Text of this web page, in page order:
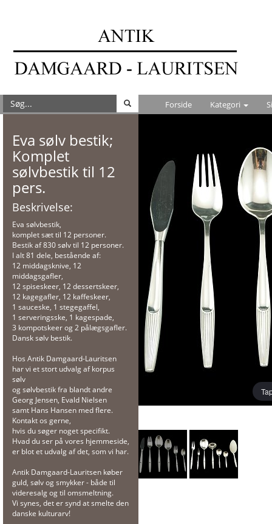
Forside Kategori
Eva sølv bestik;
Komplet
sølvbestik til 12
pers.
Beskrivelse:
Eva sølvbestik,
komplet sæt til 12 personer.
Bestik af 830 sølv til 12 personer.
I alt 81 dele, bestående af:
12 middagsknive, 12
middagsgafler,
12 spiseskeer, 12 dessertskeer,
12 kagegafler, 12 kaffeskeer,
1 sauceske, 1 stegegaffel,
1 serveringsske, 1 kagespade,
3 kompotskeer og 2 pålægsgafler.
Dansk sølv bestik.
Hos Antik Damgaard-Lauritsen
har vi et stort udvalg af korpus
sølv
og sølvbestik fra blandt andre
Georg Jensen, Evald Nielsen
samt Hans Hansen med flere.
Kontakt os gerne,
hvis du søger noget specifikt.
Hvad du ser på vores hjemmeside,
er blot et udvalg af det, som vi har.
Antik Damgaard-Lauritsen køber
guld, sølv og smykker - både til
videresalg og til omsmeltning.
Vi synes, det er synd at smelte den
danske kulturarv!